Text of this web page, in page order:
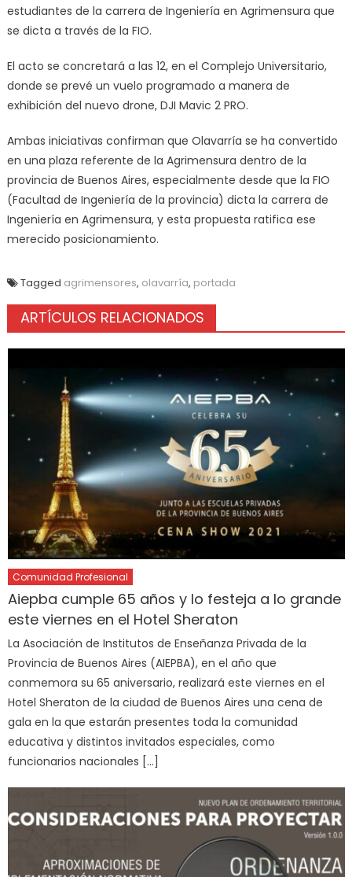
estudiantes de la carrera de Ingeniería en Agrimensura que
se dicta a través de la FIO.
El acto se concretará a las 12, en el Complejo Universitario,
donde se prevé un vuelo programado a manera de
exhibición del nuevo drone, DJI Mavic 2 PRO.
Ambas iniciativas confirman que Olavarría se ha convertido
en una plaza referente de la Agrimensura dentro de la
provincia de Buenos Aires, especialmente desde que la FIO
(Facultad de Ingeniería de la provincia) dicta la carrera de
Ingeniería en Agrimensura, y esta propuesta ratifica ese
merecido posicionamiento.
Tagged agrimensores, olavarría, portada
ARTÍCULOS RELACIONADOS
Comunidad Profesional
Aiepba cumple 65 años y lo festeja a lo grande
este viernes en el Hotel Sheraton
La Asociación de Institutos de Enseñanza Privada de la
Provincia de Buenos Aires (AIEPBA), en el año que
conmemora su 65 aniversario, realizará este viernes en el
Hotel Sheraton de la ciudad de Buenos Aires una cena de
gala en la que estarán presentes toda la comunidad
educativa y distintos invitados especiales, como
funcionarios nacionales […]